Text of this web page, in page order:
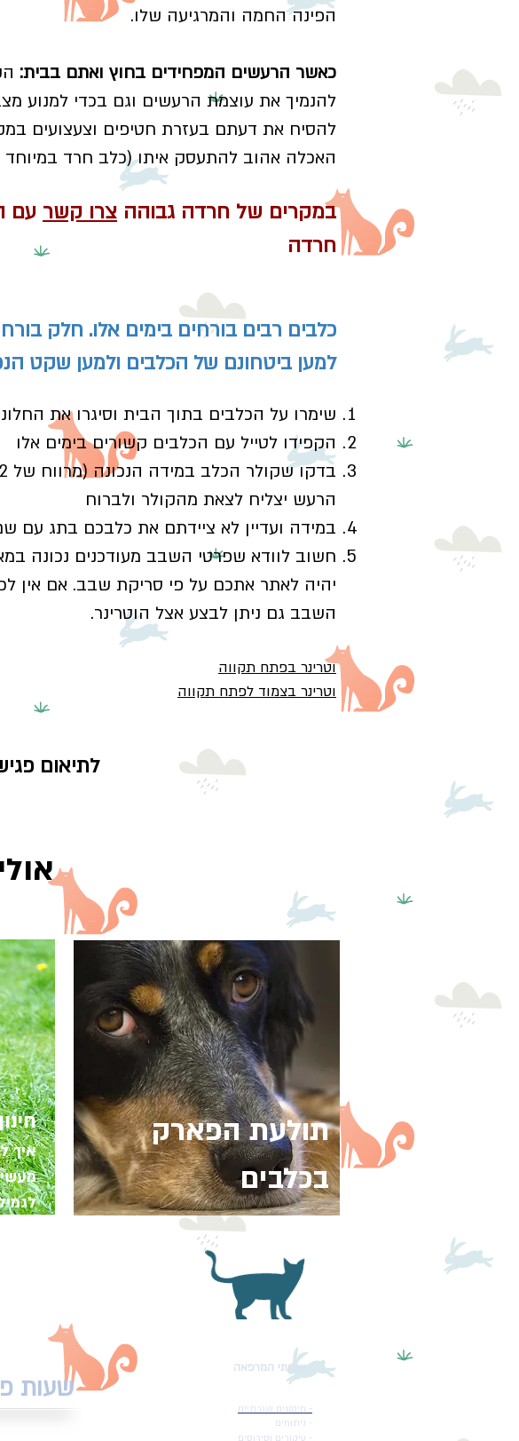
הפינה החמה והמרגיעה שלו.
כאשר הרעשים המפחידים בחוץ ואתם בבית:
להנמיך את עוצמת הרעשים וגם בכדי למנוע
להסיח את דעתם בעזרת חטיפים וצעצועים
האכלה אהוב להתעסק איתו (כלב חרד
במקרים של חרדה גבוהה צרו קשר עם
חרדה
כלבים רבים בורחים בימים אלו. חלק
למען ביטחונם של הכלבים ולמען שקט
שימרו על הכלבים בתוך הבית וסיגרו את
הקפידו לטייל עם הכלבים קשורים בימים אלו
הרעש יצליח לצאת מהקולר ולברוח
במידה ועדיין לא ציידתם את כלבכם בתג
חשוב לוודא שפרטי השבב מעודכנים נכונה
יהיה לאתר אתכם על פי סריקת שבב. אם אין
השבב גם ניתן לבצע אצל הוטרינר.
וטרינר בפתח תקווה
וטרינר בצמוד לפתח תקווה
לתיאום פגישה
:אולי יעניין אותך גם
איך
תולעת הפארק
בכלבים
שעות
שירותי המרפאה
- חיסונים שגרתיים
- ניתוחים
- עיקורים וסירוסים